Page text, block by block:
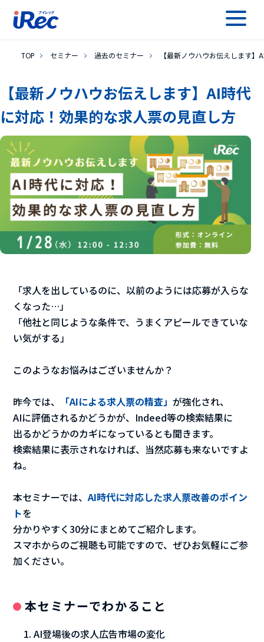
TOP セミナー 過去のセミナー 【最新ノウハウお伝えします
【最新ノウハウお伝えします】AI時代
に対応！効果的な求人票の見直し方
「求人を出しているのに、以前のようには応募が入らな
くなった…」
「他社と同じような条件で、うまくアピールできていな
い気がする」
このようなお悩みはございませんか？
昨今では、 「AIによる求人票の精査」が強化され、
AIに評価されるかどうかが、Indeed等の検索結果に
出るかどうかのカギになっているとも聞きます。
検索結果に表示されなければ、当然応募も来ないですよ
ね。
本セミナーでは、AI時代に対応した求人票改善のポイン
トを
分かりやすく30分にまとめてご紹介します。
スマホからのご視聴も可能ですので、ぜひお気軽にご参
加ください。
本セミナーでわかること
AI登場後の求人広告市場の変化